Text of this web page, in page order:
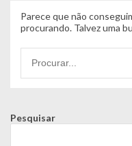
Parece que não
procurando. Talvez uma
por:
Pesquisar